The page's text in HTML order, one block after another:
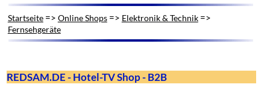
Startseite=> Online Shops=> Elektronik & Technik=>
Fernsehgeräte
REDSAM.DE - Hotel-TV Shop - B2B